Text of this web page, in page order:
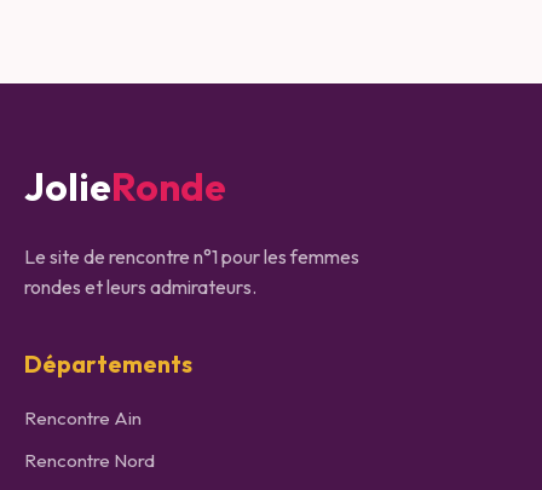
JolieRonde
Le site de rencontre n°1 pour les femmes
rondes et leurs admirateurs.
Départements
Rencontre Ain
Rencontre Nord